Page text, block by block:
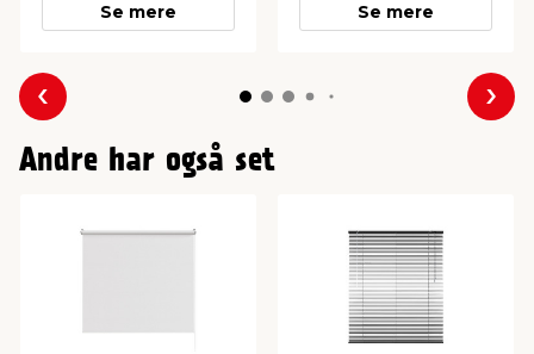
Se mere Se mere
Forrige
Andre har også set